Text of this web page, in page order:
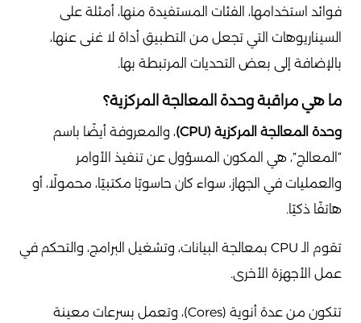
فوائد استخدامها، الفئات المستفيدة منها، أمثلة على
السيناريوهات التي تجعل من التطبيق أداة لا غنى عنها،
بالإضافة إلى بعض التحديات المرتبطة بها.
ما هي مراقبة وحدة المعالجة المركزية؟
وحدة المعالجة المركزية (CPU)
، والمعروفة أيضًا باسم
“المعالج”، هي المكون المسؤول عن تنفيذ الأوامر
والعمليات في الجهاز، سواء كان حاسوبًا مكتبيًا، محمولًا، أو
هاتفًا ذكيًا.
تقوم الـ CPU بمعالجة البيانات، وتشغيل البرامج، والتحكم في
عمل الأجهزة الأخرى.
تتكون من عدة أنوية (Cores)، وتعمل بسرعات معينة